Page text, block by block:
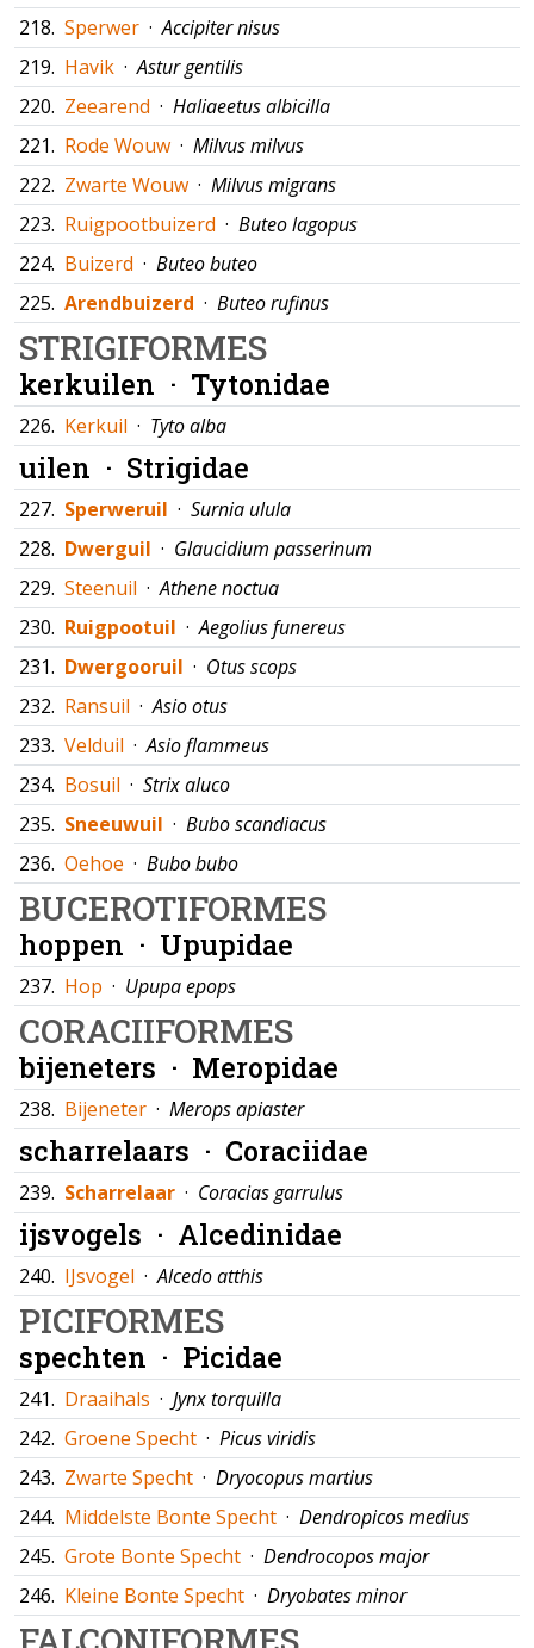
218. Sperwer ·Accipiter nisus
219. Havik ·Astur gentilis
220. Zeearend · Haliaeetus albicilla
221. Rode Wouw · Milvus milvus
222. Zwarte Wouw · Milvus migrans
223. Ruigpootbuizerd · Buteo lagopus
224. Buizerd · Buteo buteo
225. Arendbuizerd · Buteo rufinus
STRIGIFORMES
kerkuilen · Tytonidae
226. Kerkuil · Tyto alba
uilen · Strigidae
227. Sperweruil · Surnia ulula
228. Dwerguil · Glaucidium passerinum
229. Steenuil ·Athene noctua
230. Ruigpootuil ·Aegolius funereus
231. Dwergooruil · Otus scops
232. Ransuil ·Asio otus
233. Velduil ·Asio flammeus
234. Bosuil · Strix aluco
235. Sneeuwuil · Bubo scandiacus
236. Oehoe · Bubo bubo
BUCEROTIFORMES
hoppen · Upupidae
237. Hop · Upupa epops
CORACIIFORMES
bijeneters · Meropidae
238. Bijeneter · Merops apiaster
scharrelaars · Coraciidae
239. Scharrelaar · Coracias garrulus
ijsvogels · Alcedinidae
240. IJsvogel ·Alcedo atthis
PICIFORMES
spechten · Picidae
241. Draaihals · Jynx torquilla
242. Groene Specht · Picus viridis
243. Zwarte Specht · Dryocopus martius
244. Middelste Bonte Specht · Dendropicos medius
245. Grote Bonte Specht · Dendrocopos major
246. Kleine Bonte Specht · Dryobates minor